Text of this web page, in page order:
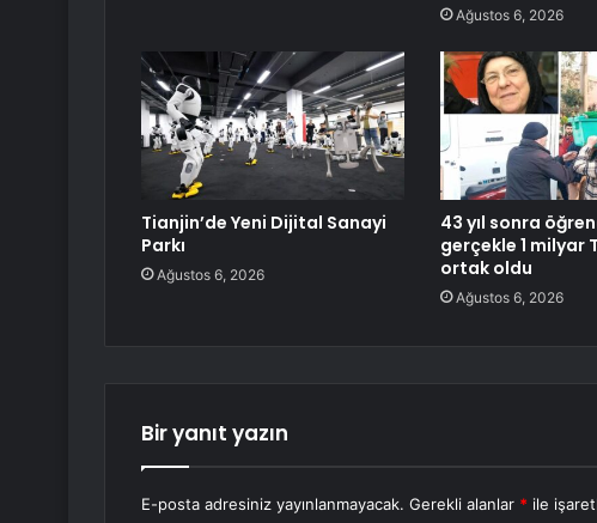
Ağustos 6, 2026
Tianjin’de Yeni Dijital Sanayi
Parkı
Ağustos 6, 2026
43 yıl sonra
gerçekle 1 milyar
ortak oldu
Ağustos 6, 2026
Bir yanıt yazın
E-posta adresiniz yayınlanmayacak. Gerekli alanlar * ile